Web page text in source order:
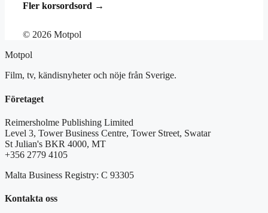
Fler korsordsord →
© 2026 Motpol
Motpol
Film, tv, kändisnyheter och nöje från Sverige.
Företaget
Reimersholme Publishing Limited
Level 3, Tower Business Centre, Tower Street, Swatar
St Julian's BKR 4000, MT
+356 2779 4105
Malta Business Registry: C 93305
Kontakta oss